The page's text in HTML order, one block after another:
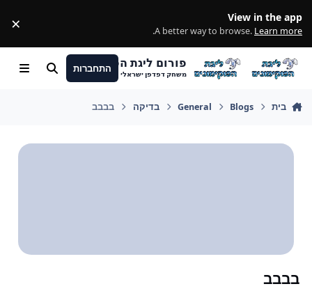
View in the app
A better way to browse. Learn more
.
×
פורום ליגת הפוקימונים
משחק דפדפן ישראלי
התחברות חיפוש Menu
בית Blogs
General בדיקה בבבב
בבבב